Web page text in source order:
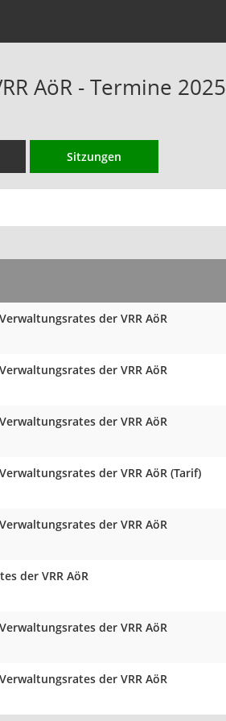
AöR - Termine 2025
Sitzungen
der VRR AöR
der VRR AöR
der VRR AöR
der VRR AöR (Tarif)
der VRR AöR
der VRR AöR
der VRR AöR
der VRR AöR